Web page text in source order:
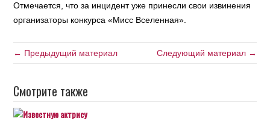
Отмечается, что за инцидент уже принесли свои извинения
организаторы конкурса «Мисс Вселенная».
← Предыдущий материал Следующий материал →
Смотрите также